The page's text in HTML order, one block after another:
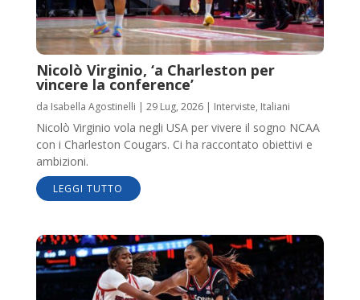
Nicolò Virginio, ‘a Charleston per
vincere la conference’
da Isabella Agostinelli | 29 Lug, 2026| Interviste, Italiani
Nicolò Virginio vola negli USA per vivere il sogno NCAA
con i Charleston Cougars. Ci ha raccontato obiettivi e
ambizioni.
LEGGI TUTTO